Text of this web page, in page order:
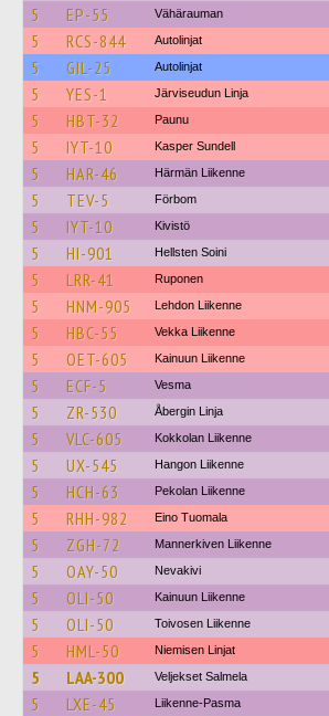
5 EP-55 Vähärauman
5 RCS-844 Autolinjat
5 GIL-25 Autolinjat
5 YES-1 Järviseudun Linja
5 HBT-32 Paunu
5 IYT-10 Kasper Sundell
5 HAR-46 Härmän Liikenne
5 TEV-5 Förbom
5 IYT-10 Kivistö
5 HI-901 Hellsten Soini
5 LRR-41 Ruponen
5 HNM-905 Lehdon Liikenne
5 HBC-55 Vekka Liikenne
5 OET-605 Kainuun Liikenne
5 ECF-5 Vesma
5 ZR-530 Åbergin Linja
5 VLC-605 Kokkolan Liikenne
5 UX-545 Hangon Liikenne
5 HCH-63 Pekolan Liikenne
5 RHH-982 Eino Tuomala
5 ZGH-72 Mannerkiven Liikenne
5 OAY-50 Nevakivi
5 OLI-50 Kainuun Liikenne
5 OLI-50 Toivosen Liikenne
5 HML-50 Niemisen Linjat
5 LAA-300 Veljekset Salmela
5 LXE-45 Liikenne-Pasma